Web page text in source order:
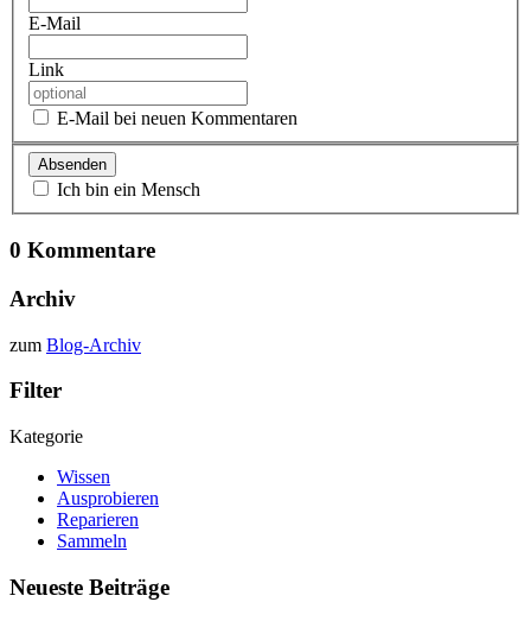
E-Mail
Link
E-Mail bei neuen Kommentaren
Ich bin ein Mensch
0 Kommentare
Archiv
zum Blog-Archiv
Filter
Kategorie
Wissen
Ausprobieren
Reparieren
Sammeln
Neueste Beiträge